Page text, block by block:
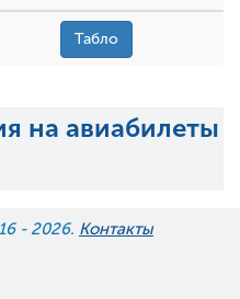
Табло
на авиабилеты
- 2026. Контакты